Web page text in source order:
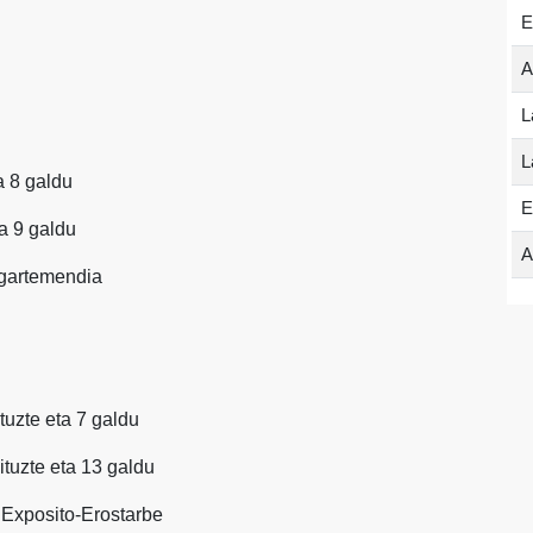
8 galdu
9 galdu
eta 7 galdu
eta 13 galdu
Erostarbe